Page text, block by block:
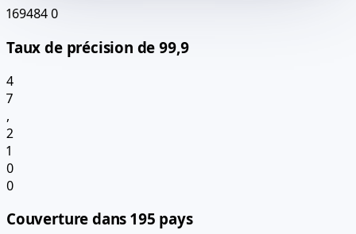
1694840
Taux de précision de 99,9
4
7
,
2
1
0
0
Couverture dans 195 pays